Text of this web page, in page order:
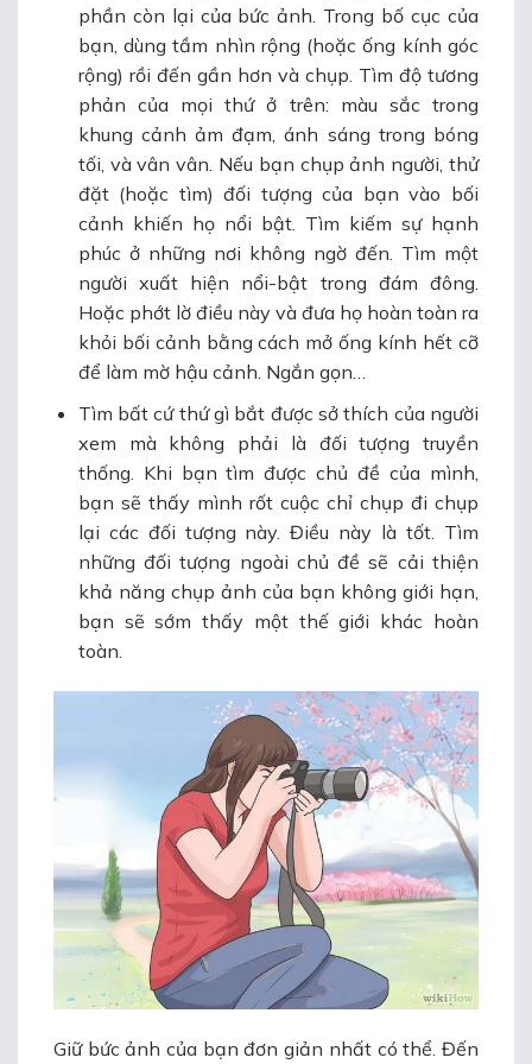
phần còn lại của bức ảnh. Trong bố cục của
bạn, dùng tầm nhìn rộng (hoặc ống kính góc
rộng) rồi đến gần hơn và chụp. Tìm độ tương
phản của mọi thứ ở trên: màu sắc trong
khung cảnh ảm đạm, ánh sáng trong bóng
tối, và vân vân. Nếu bạn chụp ảnh người, thử
đặt (hoặc tìm) đối tượng của bạn vào bối
cảnh khiến họ nổi bật. Tìm kiếm sự hạnh
phúc ở những nơi không ngờ đến. Tìm một
người xuất hiện nổi-bật trong đám đông.
Hoặc phớt lờ điều này và đưa họ hoàn toàn ra
khỏi bối cảnh bằng cách mở ống kính hết cỡ
để làm mờ hậu cảnh. Ngắn gọn…
Tìm bất cứ thứ gì bắt được sở thích của người
xem mà không phải là đối tượng truyền
thống. Khi bạn tìm được chủ đề của mình,
bạn sẽ thấy mình rốt cuộc chỉ chụp đi chụp
lại các đối tượng này. Điều này là tốt. Tìm
những đối tượng ngoài chủ đề sẽ cải thiện
khả năng chụp ảnh của bạn không giới hạn,
bạn sẽ sớm thấy một thế giới khác hoàn
toàn.
Giữ bức ảnh của bạn đơn giản nhất có thể. Đến